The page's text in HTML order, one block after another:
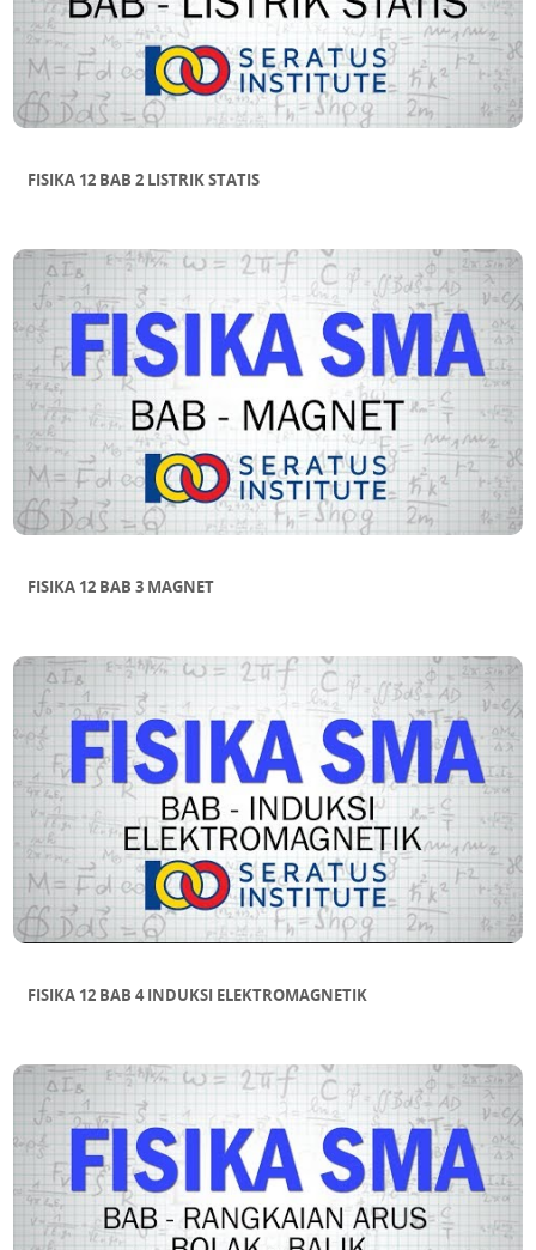
FISIKA 12 BAB 2 LISTRIK STATIS
FISIKA 12 BAB 3 MAGNET
FISIKA 12 BAB 4 INDUKSI ELEKTROMAGNETIK